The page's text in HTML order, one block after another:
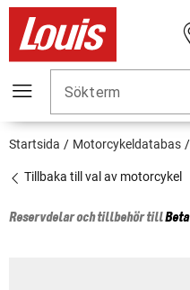
Sökterm
Startsida Motorcykeldatabas
Tillbaka till val av motorcykel
Reservdelar och tillbehör tillBeta